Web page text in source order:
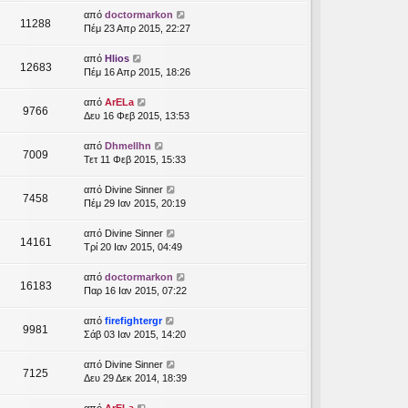
11288
από doctormarkon
Πέμ 23 Απρ 2015, 22:27
12683
από Hlios
Πέμ 16 Απρ 2015, 18:26
9766
από ArELa
Δευ 16 Φεβ 2015, 13:53
7009
από Dhmellhn
Τετ 11 Φεβ 2015, 15:33
7458
από Divine Sinner
Πέμ 29 Ιαν 2015, 20:19
14161
από Divine Sinner
Τρί 20 Ιαν 2015, 04:49
16183
από doctormarkon
Παρ 16 Ιαν 2015, 07:22
9981
από firefightergr
Σάβ 03 Ιαν 2015, 14:20
7125
από Divine Sinner
Δευ 29 Δεκ 2014, 18:39